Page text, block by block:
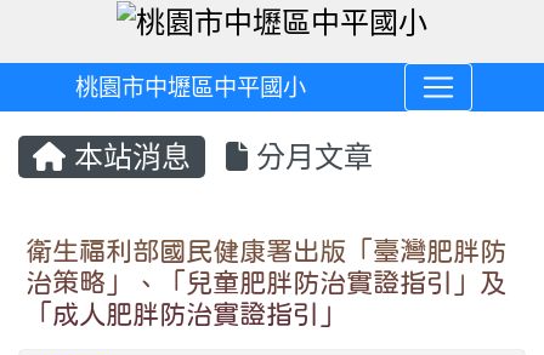
桃園市中壢區中平國小
本站消息 分月文章
衛生福利部國民健康署出版「臺灣肥胖防
治策略」、「兒童肥胖防治實證指引」及
「成人肥胖防治實證指引」